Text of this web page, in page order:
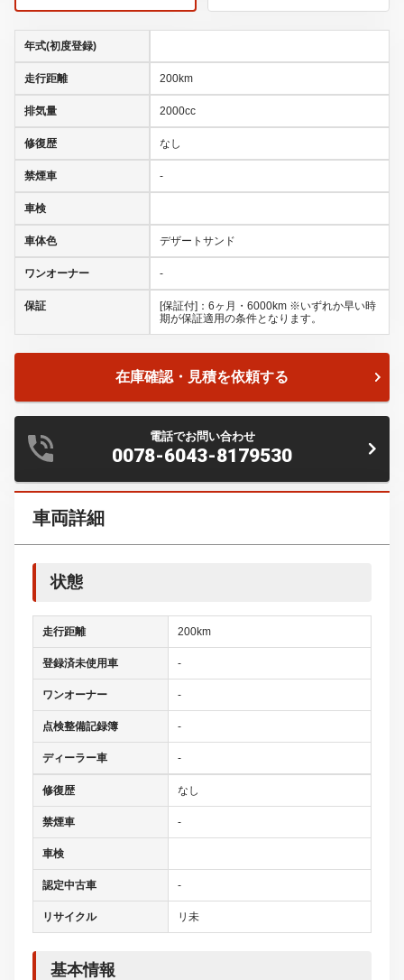
年式(初度登録)
走行距離 200km
排気量 2000cc
修復歴 なし
禁煙車 -
車検
車体色 デザートサンド
ワンオーナー -
保証
[保証付]：6ヶ月・6000km ※いずれか早い時
期が保証適用の条件となります。
在庫確認・見積を依頼する
電話でお問い合わせ
0078-6043-8179530
車両詳細
状態
走行距離 200km
登録済未使用車 -
ワンオーナー -
点検整備記録簿 -
ディーラー車 -
修復歴 なし
禁煙車 -
車検
認定中古車 -
リサイクル リ未
基本情報